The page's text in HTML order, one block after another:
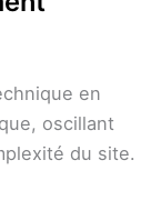
en
oscillant
du site.